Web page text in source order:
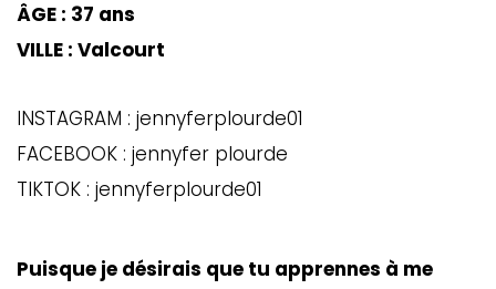
ÂGE : 37 ans
VILLE : Valcourt
INSTAGRAM : jennyferplourde01
FACEBOOK : jennyfer plourde
TIKTOK : jennyferplourde01
Puisque je désirais que tu apprennes à me